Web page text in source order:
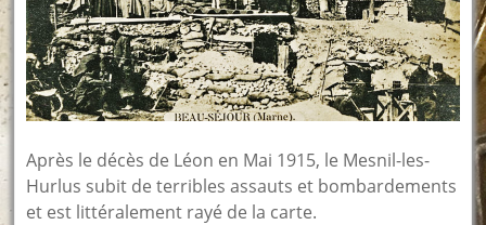
Après le décès de Léon en Mai 1915, le Mesnil-les-
Hurlus subit de terribles assauts et bombardements
et est littéralement rayé de la carte.